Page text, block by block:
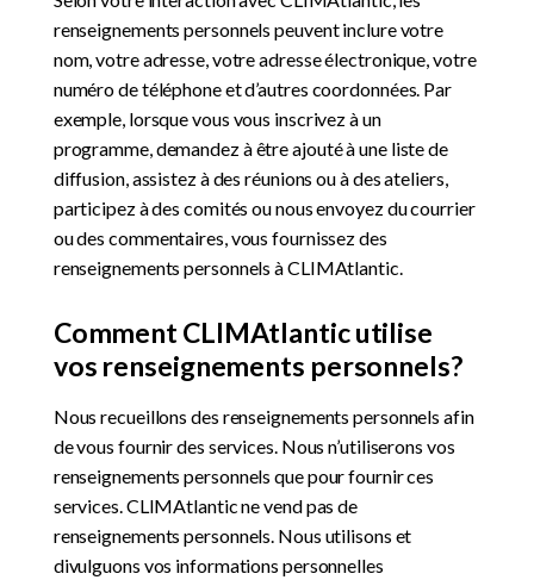
renseignements personnels peuvent inclure votre
nom, votre adresse, votre adresse électronique, votre
numéro de téléphone et d’autres coordonnées. Par
exemple, lorsque vous vous inscrivez à un
programme, demandez à être ajouté à une liste de
diffusion, assistez à des réunions ou à des ateliers,
participez à des comités ou nous envoyez du courrier
ou des commentaires, vous fournissez des
renseignements personnels à CLIMAtlantic.
Comment CLIMAtlantic utilise
vos renseignements personnels?
Nous recueillons des renseignements personnels afin
de vous fournir des services. Nous n’utiliserons vos
renseignements personnels que pour fournir ces
services. CLIMAtlantic ne vend pas de
renseignements personnels. Nous utilisons et
divulguons vos informations personnelles